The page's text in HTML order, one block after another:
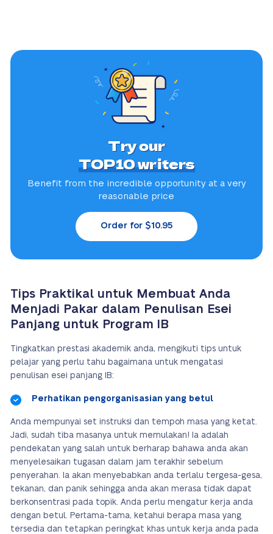
Try our
TOP10 writers
Benefit from the incredible opportunity at a very
reasonable price
Order for $10.95
Tips Praktikal untuk Membuat Anda
Menjadi Pakar dalam Penulisan Esei
Panjang untuk Program IB
Tingkatkan prestasi akademik anda, mengikuti tips untuk
pelajar yang perlu tahu bagaimana untuk mengatasi
penulisan esei panjang IB:
Perhatikan pengorganisasian yang betul
Anda mempunyai set instruksi dan tempoh masa yang ketat.
Jadi, sudah tiba masanya untuk memulakan! Ia adalah
pendekatan yang salah untuk berharap bahawa anda akan
menyelesaikan tugasan dalam jam terakhir sebelum
penyerahan. Ia akan menyebabkan anda terlalu tergesa-gesa,
tekanan, dan panik sehingga anda akan merasa tidak dapat
berkonsentrasi pada topik. Anda perlu mengatur kerja anda
dengan betul. Pertama-tama, ketahui berapa masa yang
tersedia dan tetapkan peringkat khas untuk kerja anda pada